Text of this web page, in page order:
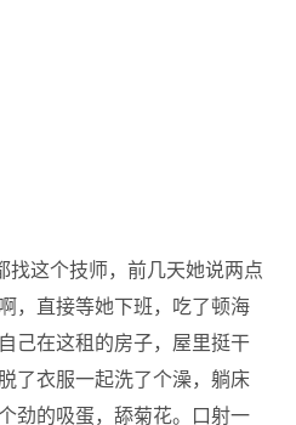
这个技师，前几天她说两点
，直接等她下班，吃了顿海
己在这租的房子，屋里挺干
了衣服一起洗了个澡，躺床
劲的吸蛋，舔菊花。口射一